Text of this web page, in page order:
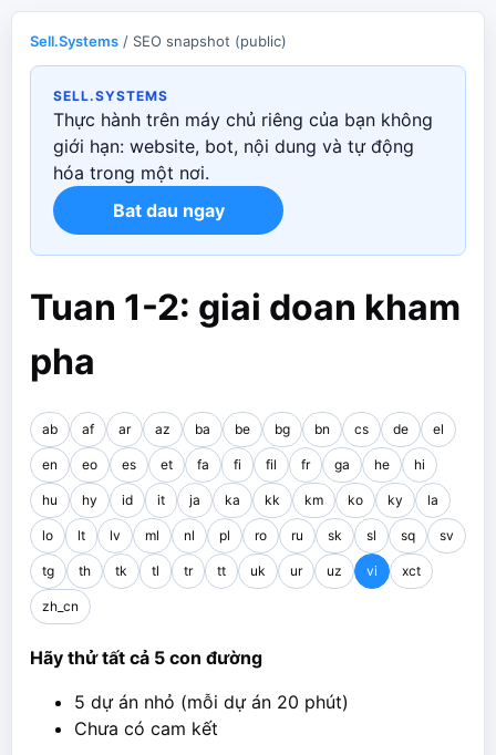
Sell.Systems / SEO snapshot (public)
SELL.SYSTEMS
Thực hành trên máy chủ riêng của bạn không
giới hạn: website, bot, nội dung và tự động
hóa trong một nơi.
Bat dau ngay
Tuan 1-2: giai doan kham
pha
ab af ar az ba be bg bn cs de el
en eo es et fa fi fil fr ga he hi
hu hy id it ja ka kk km ko ky la
lo lt lv ml nl pl ro ru sk sl sq sv
tg th tk tl tr tt uk ur uz vi xct
zh_cn
Hãy thử tất cả 5 con đường
5 dự án nhỏ (mỗi dự án 20 phút)
Chưa có cam kết